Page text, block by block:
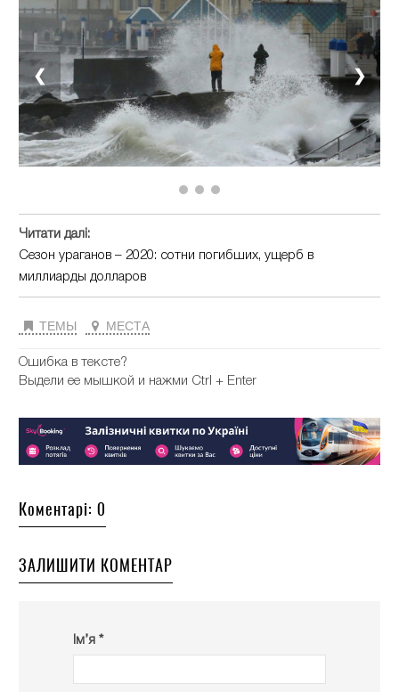
❮ ❯
Читати далі:
Сезон ураганов – 2020: сотни погибших, ущерб в
миллиарды долларов
ТЕМЫ МЕСТА
Ошибка в тексте?
Выдели ее мышкой и нажми Ctrl + Enter
Коментарі: 0
ЗАЛИШИТИ КОМЕНТАР
Ім’я *